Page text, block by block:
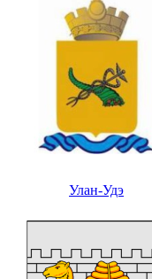
Улан-Удэ